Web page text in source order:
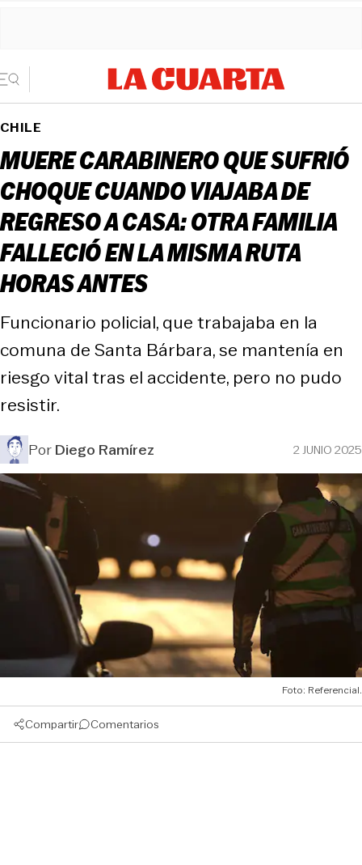
CHILE
MUERE CARABINERO QUE SUFRIÓ
CHOQUE CUANDO VIAJABA DE
REGRESO A CASA: OTRA FAMILIA
FALLECIÓ EN LA MISMA RUTA
HORAS ANTES
Funcionario policial, que trabajaba en la
comuna de Santa Bárbara, se mantenía en
riesgo vital tras el accidente, pero no pudo
resistir.
PorDiego Ramírez 2 JUNIO 2025
Foto: Referencial.
Compartir Comentarios